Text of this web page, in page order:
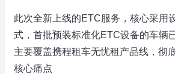
此次全新上线的ETC服务，核心采用
式，首批预装标准化ETC设备的车辆
主要覆盖携程租车无忧租产品线，彻
核心痛点